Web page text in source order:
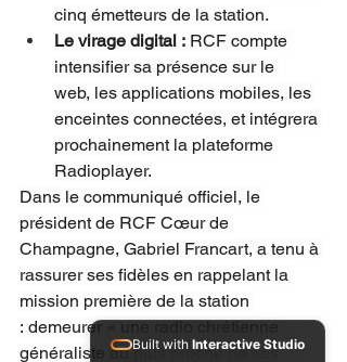
cinq émetteurs de la station.
Le virage digital : RCF compte
intensifier sa présence sur le
web, les applications mobiles, les
enceintes connectées, et intégrera
prochainement la plateforme
Radioplayer.
Dans le communiqué officiel, le
président de RCF Cœur de
Champagne, Gabriel Francart, a tenu à
rassurer ses fidèles en rappelant la
mission première de la station
: demeurer « une radio chrétienne
généraliste au plus proche de ses
Built with Interactive Studio